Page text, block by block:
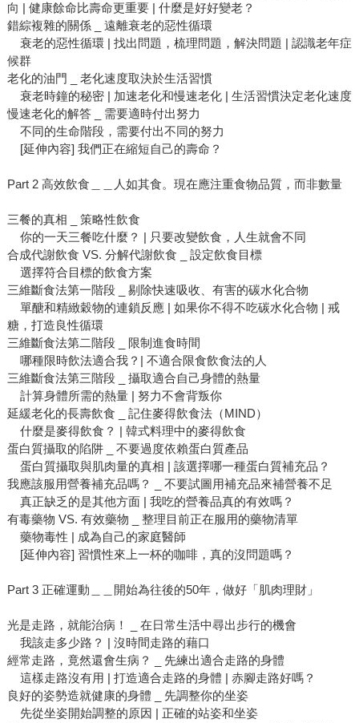
向 | 健康餘命比壽命更重要 | 什麼是好好變老？
錯綜複雜的關係 _ 遠離衰老的惡性循環
衰老的惡性循環 | 找出問題，梳理問題，解決問題 | 認識老年症
候群
老化的油門 _ 老化速度取決於生活習慣
衰老時鐘的秘密 | 加速老化和慢速老化 | 生活習慣決定老化速度
慢速老化的解答 _ 需要適時付出努力
不同的生命階段，需要付出不同的努力
[延伸內容] 我們正在縮短自己的壽命？
Part 2 高效飲食＿＿人如其食。現在應注重食物品質，而非數量
三餐的真相 _ 策略性飲食
你的一天三餐吃什麼？ | 只要改變飲食，人生就會不同
合成代謝飲食 VS. 分解代謝飲食 _ 設定飲食目標
選擇符合目標的飲食方案
三維斷食法第一階段 _ 剔除快速吸收、有害的碳水化合物
單醣和精緻穀物的連鎖反應 | 如果你不得不吃碳水化合物 | 戒
糖，打造良性循環
三維斷食法第二階段 _ 限制進食時間
哪種限時飲法適合我？| 不適合限食飲食法的人
三維斷食法第三階段 _ 攝取適合自己身體的熱量
計算身體所需的熱量 | 努力不會背叛你
延緩老化的長壽飲食 _ 記住麥得飲食法（MIND）
什麼是麥得飲食？ | 韓式料理中的麥得飲食
蛋白質攝取的陷阱 _ 不要過度依賴蛋白質產品
蛋白質攝取與肌肉量的真相 | 該選擇哪一種蛋白質補充品？
我應該服用營養補充品嗎？ _ 不要試圖用補充品來補營養不足
真正缺乏的是其他方面 | 我吃的營養品真的有效嗎？
有毒藥物 VS. 有效藥物 _ 整理目前正在服用的藥物清單
藥物毒性 | 成為自己的家庭醫師
[延伸內容] 習慣性來上一杯的咖啡，真的沒問題嗎？
Part 3 正確運動＿＿開始為往後的50年，做好「肌肉理財」
光是走路，就能治病！ _ 在日常生活中尋出步行的機會
我該走多少路？ | 沒時間走路的藉口
經常走路，竟然還會生病？ _ 先練出適合走路的身體
這樣走路沒有用 | 打造適合走路的身體 | 赤腳走路好嗎？
良好的姿勢造就健康的身體 _ 先調整你的坐姿
先從坐姿開始調整的原因 | 正確的站姿和坐姿